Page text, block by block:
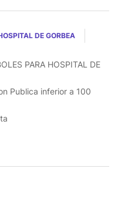
DE GORBEA
PARA HOSPITAL DE
Publica inferior a 100